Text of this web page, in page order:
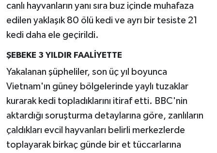
canlı hayvanların yanı sıra buz içinde muhafaza
edilen yaklaşık 80 ölü kedi ve ayrı bir tesiste 21
kedi daha ele geçirildi.
ŞEBEKE 3 YILDIR FAALİYETTE
Yakalanan şüpheliler, son üç yıl boyunca
Vietnam'ın güney bölgelerinde yaylı tuzaklar
kurarak kedi topladıklarını itiraf etti. BBC'nin
aktardığı soruşturma detaylarına göre, zanlıların
çaldıkları evcil hayvanları belirli merkezlerde
toplayarak birkaç günde bir et tüccarlarına